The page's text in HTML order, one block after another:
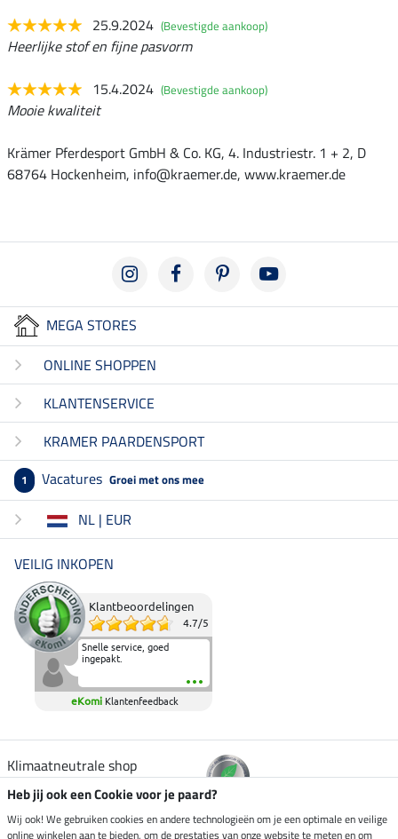
25.9.2024 (Bevestigde aankoop)
Heerlijke stof en fijne pasvorm
15.4.2024 (Bevestigde aankoop)
Mooie kwaliteit
Krämer Pferdesport GmbH & Co. KG, 4. Industriestr. 1 + 2, D
68764 Hockenheim, info@kraemer.de, www.kraemer.de
MEGA STORES
ONLINE SHOPPEN
KLANTENSERVICE
KRAMER PAARDENSPORT
1 Vacatures Groei met ons mee
NL | EUR
VEILIG INKOPEN
Klantbeoordelingen
4.7/5
Snelle service, goed
ingepakt.
eKomi Klantenfeedback
Klimaatneutrale shop
Verzending per
Heb jij ook een Cookie voor je paard?
Wij ook! We gebruiken cookies en andere technologieën om je een optimale en veilige
online winkelen aan te bieden, om de prestaties van onze website te meten en om